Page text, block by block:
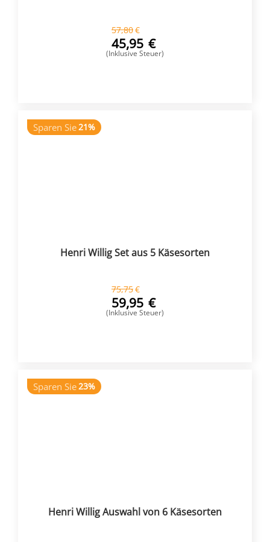
57,80€
45,95 €
(Inklusive Steuer)
Sparen Sie21%
Henri Willig Set aus 5 Käsesorten
75,75€
59,95 €
(Inklusive Steuer)
Sparen Sie23%
Henri Willig Auswahl von 6 Käsesorten